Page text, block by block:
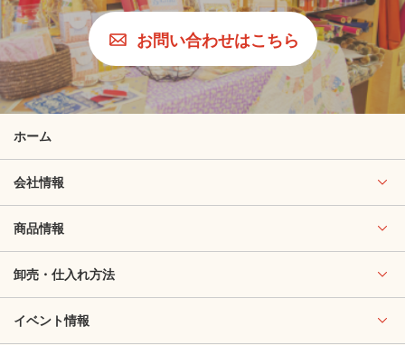
お問い合わせはこちら
ホーム
会社情報
商品情報
卸売・仕入れ方法
イベント情報